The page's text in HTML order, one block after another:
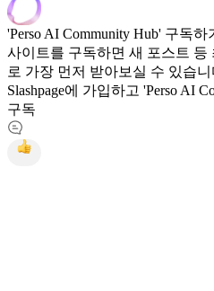
'Perso AI Community Hub' 구독하
사이트를 구독하면 새 포스트 등
로 가장 먼저 받아보실 수 있습니
Slashpage에 가입하고 'Perso AI
구독